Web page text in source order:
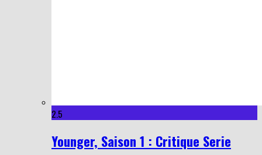
2.5
Younger, Saison 1 : Critique Serie